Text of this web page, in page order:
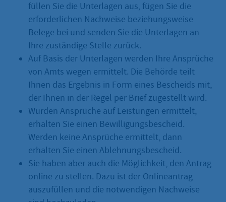
füllen Sie die Unterlagen aus, fügen Sie die
erforderlichen Nachweise beziehungsweise
Belege bei und senden Sie die Unterlagen an
Ihre zuständige Stelle zurück.
Auf Basis der Unterlagen werden Ihre Ansprüche
von Amts wegen ermittelt. Die Behörde teilt
Ihnen das Ergebnis in Form eines Bescheids mit,
der Ihnen in der Regel per Brief zugestellt wird.
Wurden Ansprüche auf Leistungen ermittelt,
erhalten Sie einen Bewilligungsbescheid.
Werden keine Ansprüche ermittelt, dann
erhalten Sie einen Ablehnungsbescheid.
Sie haben aber auch die Möglichkeit, den Antrag
online zu stellen. Dazu ist der Onlineantrag
auszufüllen und die notwendigen Nachweise